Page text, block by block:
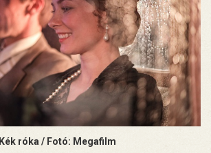
Kék róka / Fotó: Megafilm